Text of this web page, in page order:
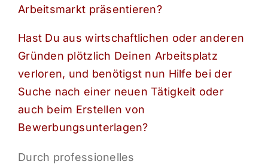
Arbeitsmarkt präsentieren?
Hast Du aus wirtschaftlichen oder anderen
Gründen plötzlich Deinen Arbeitsplatz
verloren, und benötigst nun Hilfe bei der
Suche nach einer neuen Tätigkeit oder
auch beim Erstellen von
Bewerbungsunterlagen?
Durch professionelles